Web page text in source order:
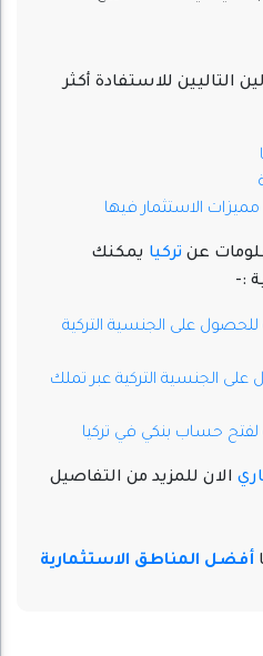
التاليين للاستفادة أكثر
الاستثمار فيها
عن تركيا يمكنك
:-
للحصول على الجنسية التركية
الجنسية التركية عبر تملك
لفتح حساب بنكي في تركيا
الان للمزيد من التفاصيل
أفضل المناطق الاستثمارية